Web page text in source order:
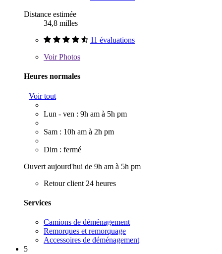
Distance estimée
34,8 milles
11 évaluations
VoirPhotos
Heures normales
Voir tout
Lun - ven : 9h am à 5h pm
Sam : 10h am à 2h pm
Dim : fermé
Ouvert aujourd'hui de 9h am à 5h pm
Retour client 24 heures
Services
Camions de déménagement
Remorques et remorquage
Accessoires de déménagement
5